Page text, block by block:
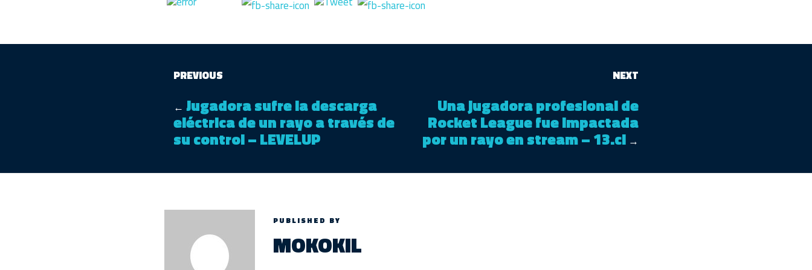
PREVIOUS
← Jugadora sufre la descarga
eléctrica de un rayo a través de
su control – LEVELUP
NEXT
Una jugadora profesional de
Rocket League fue impactada
por un rayo en stream – 13.cl →
PUBLISHED BY
MOKOKIL